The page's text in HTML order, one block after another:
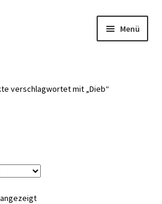
Menü
verschlagwortet mit „Dieb“
Nach